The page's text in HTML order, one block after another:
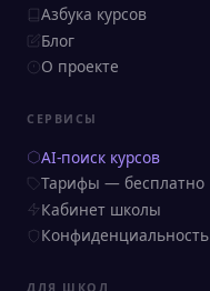
Азбука курсов
Блог
О проекте
СЕРВИСЫ
AI-поиск курсов
Тарифы — бесплатно
Кабинет школы
Конфиденциальность
ДЛЯ ШКОЛ